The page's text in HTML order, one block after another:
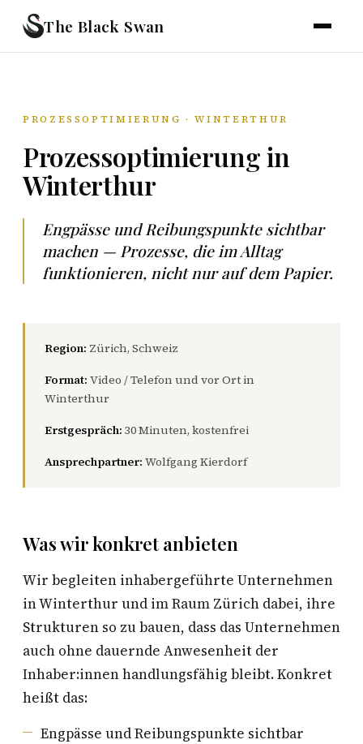
The Black Swan
PROZESSOPTIMIERUNG · WINTERTHUR
Prozessoptimierung in
Winterthur
Engpässe und Reibungspunkte sichtbar
machen — Prozesse, die im Alltag
funktionieren, nicht nur auf dem Papier.
Region: Zürich, Schweiz
Format: Video / Telefon und vor Ort in
Winterthur
Erstgespräch: 30 Minuten, kostenfrei
Ansprechpartner: Wolfgang Kierdorf
Was wir konkret anbieten
Wir begleiten inhabergeführte Unternehmen
in Winterthur und im Raum Zürich dabei, ihre
Strukturen so zu bauen, dass das Unternehmen
auch ohne dauernde Anwesenheit der
Inhaber:innen handlungsfähig bleibt. Konkret
heißt das:
Engpässe und Reibungspunkte sichtbar